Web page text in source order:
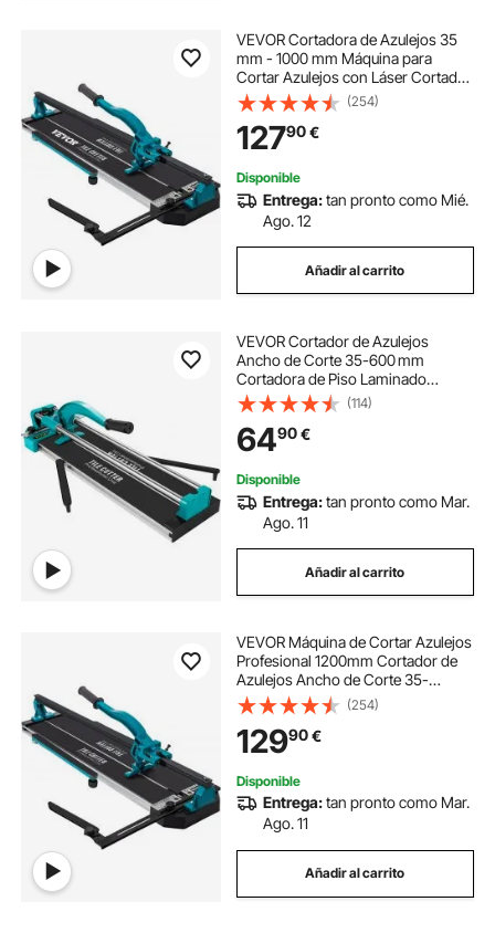
VEVOR Cortadora de Azulejos 35
mm - 1000 mm Máquina para
Cortar Azulejos con Láser Cortador
de Azulejos Manual Cortadora de
Cerámica con Soporte, Diseño Fácil
de Usar, 123 x 49 x 23 cm
(254)
12790€
Disponible
Entrega:tan pronto como Mié.
Ago. 12
Añadir al carrito
VEVOR Cortador de Azulejos
Ancho de Corte 35-600 mm
Cortadora de Piso Laminado
Espesor de Corte 6-15 mm
Cortador Manual de Azulejos de
Aluminio Corte Preciso y Suave
para Piedra, Baldosas Ordinarias
(114)
6490€
Disponible
Entrega:tan pronto como Mar.
Ago. 11
Añadir al carrito
VEVOR Máquina de Cortar Azulejos
Profesional 1200mm Cortador de
Azulejos Ancho de Corte 35-
1200 mm Cortadora de Piso
Laminado Espesor de Corte 6-
15 mm Cortador Manual de
Azulejos de Aluminio Corte
(254)
12990€
Disponible
Entrega:tan pronto como Mar.
Ago. 11
Añadir al carrito